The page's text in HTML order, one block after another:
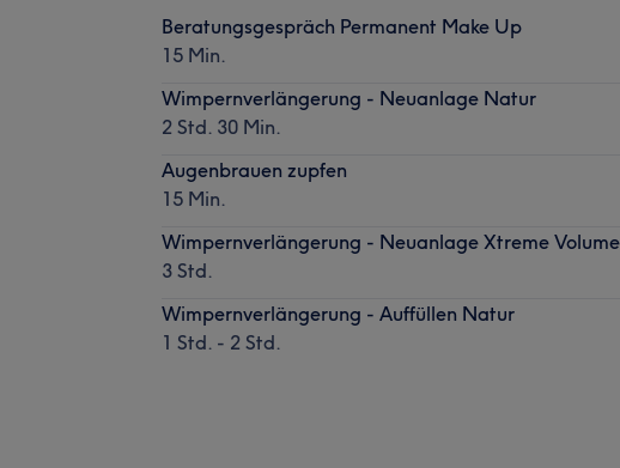
Beratungsgespräch Permanent Make Up
15 Min.
Wimpernverlängerung - Neuanlage Natur
2 Std. 30 Min.
Augenbrauen zupfen
15 Min.
Wimpernverlängerung - Neuanlage Xtreme
3 Std.
Wimpernverlängerung - Auffüllen Natur
1 Std. - 2 Std.